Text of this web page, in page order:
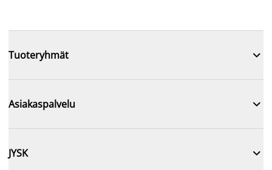
Tuoteryhmät 
Asiakaspalvelu 
JYSK 